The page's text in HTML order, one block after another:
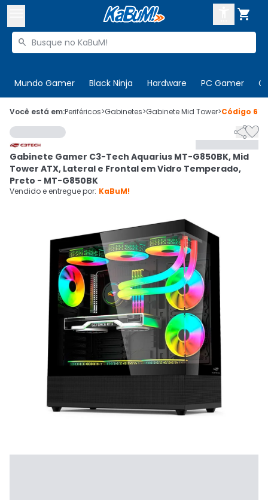

Buscar produtos

Mundo Gamer Black Ninja Hardware PC Gamer
 Olá. Acesse sua conta
 Departamentos
Cupons
Mais Vendidos
CADASTRE-SE
Você está em:Periféricos>Gabinetes>Gabinete Mid Tower>Código

Gabinete Gamer C3-Tech Aquarius MT-G850BK, Mid
Tower ATX, Lateral e Frontal em Vidro Temperado,
Preto - MT-G850BK
Vendido e entregue por: KaBuM!